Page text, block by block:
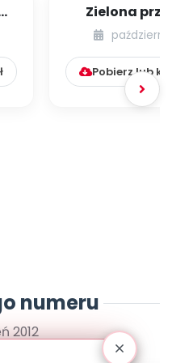
Zielona
Pobierz lub
numeru
2012